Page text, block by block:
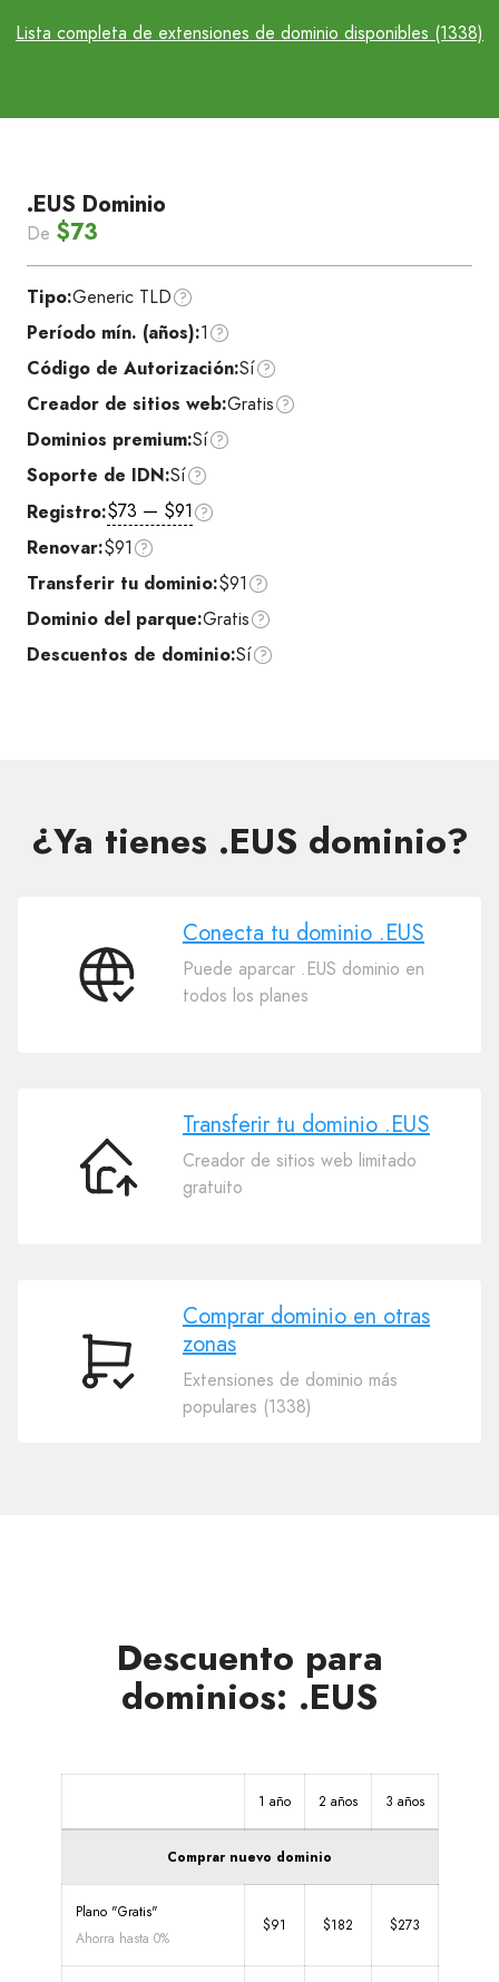
Lista completa de extensiones de dominio disponibles (1338)
.EUS Dominio
De $73
Tipo:Generic TLD
Período mín. (años):1
Código de Autorización:Sí
Creador de sitios web:Gratis
Dominios premium:Sí
Soporte de IDN:Sí
Registro:$73 — $91
Renovar:$91
Transferir tu dominio:$91
Dominio del parque:Gratis
Descuentos de dominio:Sí
¿Ya tienes .EUS dominio?
Conecta
Conecta tu dominio .EUS
Puede aparcar .EUS dominio en
todos los planes
Transferir
Transferir tu dominio .EUS
Creador de sitios web limitado
gratuito
Comprar
Comprar dominio en otras
zonas
Extensiones de dominio más
populares (1338)
Descuento para
dominios: .EUS
1 año 2 años 3 años
Comprar nuevo dominio
Plano "Gratis"
Ahorra hasta 0%
$91 $182 $273